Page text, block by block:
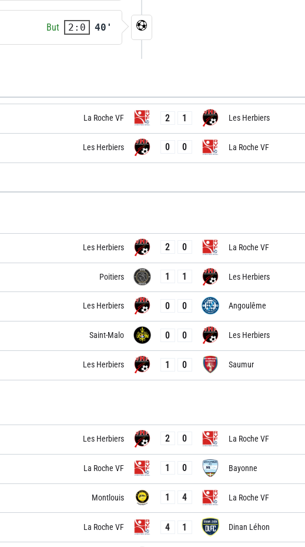
But 2:0 40'
La Roche VF 2 1 Les Herbiers
Les Herbiers 0 0 La Roche VF
Les Herbiers 2 0 La Roche VF
Poitiers 1 1 Les Herbiers
Les Herbiers 0 0 Angoulême
Saint-Malo 0 0 Les Herbiers
Les Herbiers 1 0 Saumur
Les Herbiers 2 0 La Roche VF
La Roche VF 1 0 Bayonne
Montlouis 1 4 La Roche VF
La Roche VF 4 1 Dinan Léhon